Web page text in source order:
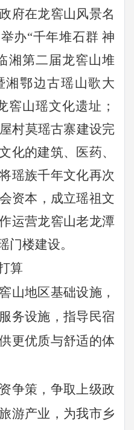
府在龙窖山风景名
办“千年堆石群 神
湘第二届龙窖山堆
湘鄂边古瑶山歌大
窖山瑶文化遗址；
村莫瑶古寨建设完
化的建筑、医药、
瑶族千年文化再次
资本，成立瑶祖文
运营龙窖山老龙潭
门楼建设。
算
山地区基础设施，
务设施，指导民宿
更优质与舒适的体
争策，争取上级政
游产业，为我市乡